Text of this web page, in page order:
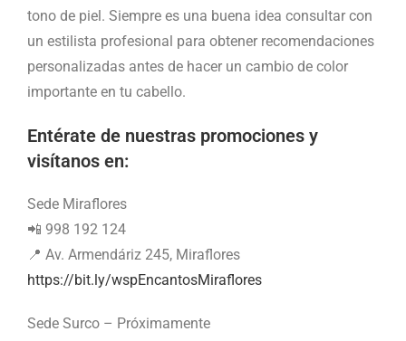
tono de piel. Siempre es una buena idea consultar con
un estilista profesional para obtener recomendaciones
personalizadas antes de hacer un cambio de color
importante en tu cabello.
Entérate de nuestras promociones y
visítanos en:
Sede Miraflores
📲 998 192 124
📍 Av. Armendáriz 245, Miraflores
https://bit.ly/wspEncantosMiraflores
Sede Surco – Próximamente